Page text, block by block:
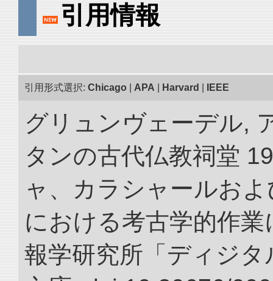
引用情報
引用形式選択: Chicago APA Harvard IEEE
グリュンヴェーデル,
タンの古代仏教祠堂
ャ、カラシャールお
における考古学的作
報学研究所「ディジ